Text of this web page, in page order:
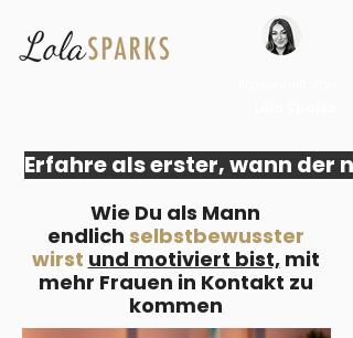
Erfahre als erster, wann
Wie Du als Mann
endlich selbstbewusster
wirst und motiviert bist,mit
mehr Frauen in Kontakt zu
kommen